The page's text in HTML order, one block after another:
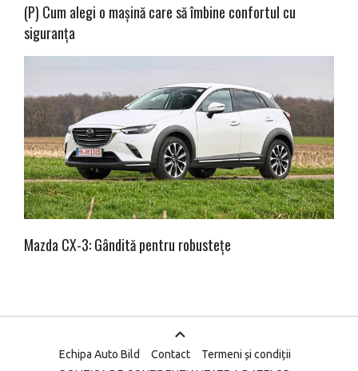
(P) Cum alegi o mașină care să îmbine confortul cu
siguranța
Mazda CX-3: Gândită pentru robustețe
Echipa Auto Bild Contact
Termeni și condiții